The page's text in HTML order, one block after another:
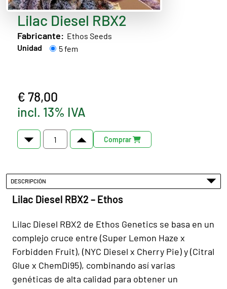
Lilac Diesel RBX2
Fabricante: Ethos Seeds
Unidad
5 fem
€ 78,00
incl. 13% IVA
Comprar
DESCRIPCIÓN
Lilac Diesel RBX2 – Ethos
Lilac Diesel RBX2 de Ethos Genetics se basa en un
complejo cruce entre (Super Lemon Haze x
Forbidden Fruit), (NYC Diesel x Cherry Pie) y (Citral
Glue x ChemDi95), combinando así varias
genéticas de alta calidad para obtener un